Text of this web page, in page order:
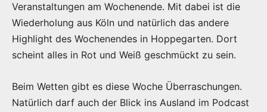
Veranstaltungen am Wochenende. Mit dabei ist die
Wiederholung aus Köln und natürlich das andere
Highlight des Wochenendes in Hoppegarten. Dort
scheint alles in Rot und Weiß geschmückt zu sein.
Beim Wetten gibt es diese Woche Überraschungen.
Natürlich darf auch der Blick ins Ausland im Podcast